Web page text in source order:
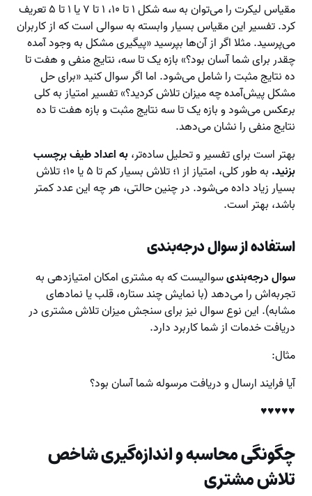
مقیاس لیکرت را می‌توان به سه شکل ۱ تا ۱۰، ۱ تا ۷ یا ۱ تا ۵ تعریف
کرد. تفسیر این مقیاس بسیار وابسته به سوالی است که از کاربران
می‌پرسید. مثلا اگر از آن‌ها بپرسید «پیگیری مشکل به وجود آمده
چقدر برای شما آسان بود؟» بازه یک تا سه، نتایج منفی و هفت تا
ده نتایج مثبت را شامل می‌شود. اما اگر سوال کنید «برای حل
مشکل پیش‌آمده چه میزان تلاش کردید؟» تفسیر امتیاز به کلی
برعکس می‌شود و بازه یک تا سه نتایج مثبت و بازه هفت تا ده
نتایج منفی را نشان می‌دهد.
بهتر است برای تفسیر و تحلیل ساده‌تر،به اعداد طیف برچسب
بزنید.
به طور کلی، امتیاز از ۱؛ تلاش بسیار کم تا ۵ یا ۱۰؛ تلاش
بسیار زیاد داده می‌شود. در چنین حالتی، هر چه این عدد کمتر
باشد، بهتر است.
استفاده از سوال درجه‌بندی
سوال درجه‌بندیسوالیست که به مشتری امکان امتیازدهی به
تجربه‌اش را می‌دهد (با نمایش چند ستاره، قلب یا نمادهای
مشابه). این نوع سوال نیز برای سنجش میزان تلاش مشتری در
دریافت خدمات از شما کاربرد دارد.
مثال:
آیا فرایند ارسال و دریافت مرسوله شما آسان بود؟
♥♥♥♥♥
چگونگی محاسبه و اندازه‌گیری شاخص
تلاش مشتری